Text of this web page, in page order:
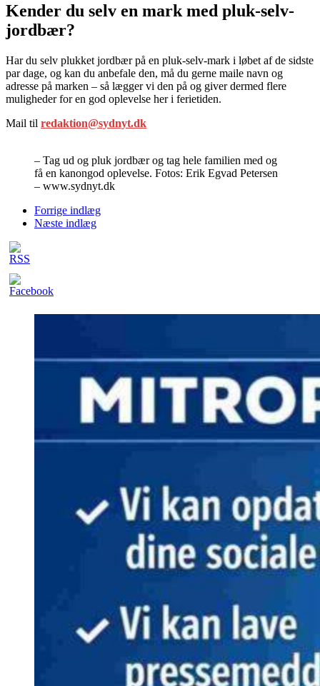
Kender du selv en mark med pluk-selv-
jordbær?
Har du selv plukket jordbær på en pluk-selv-mark i løbet af de sidste
par dage, og kan du anbefale den, må du gerne maile navn og
adresse på marken – så lægger vi den på og giver dermed flere
muligheder for en god oplevelse her i ferietiden.
Mail til redaktion@sydnyt.dk
– Tag ud og pluk jordbær og tag hele familien med og
få en kanongod oplevelse. Fotos: Erik Egvad Petersen
– www.sydnyt.dk
Forrige indlæg
Næste indlæg